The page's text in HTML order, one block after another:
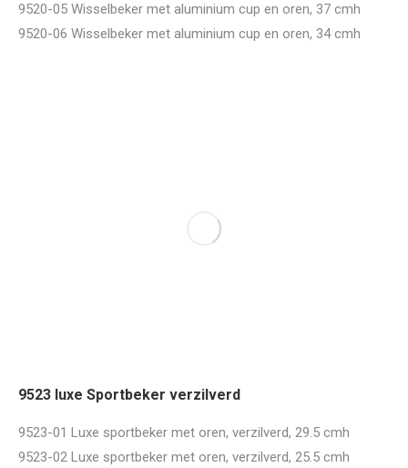
9520-05 Wisselbeker met aluminium cup en oren, 37 cmh
9520-06 Wisselbeker met aluminium cup en oren, 34 cmh
9523 luxe Sportbeker verzilverd
9523-01 Luxe sportbeker met oren, verzilverd, 29.5 cmh
9523-02 Luxe sportbeker met oren, verzilverd, 25.5 cmh